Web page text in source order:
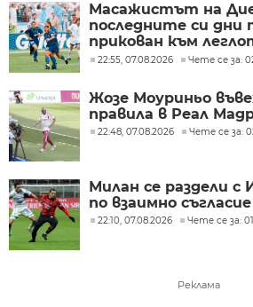
Масажистът на
последните си дни
прикован към
предал
22:55, 07.08.2026 Чете се за:
Жозе Моуриньо
правила в Реал
22:48, 07.08.2026 Чете се за:
Милан се раздели с
по взаимно съгласие
22:10, 07.08.2026 Чете се за:
Реклама